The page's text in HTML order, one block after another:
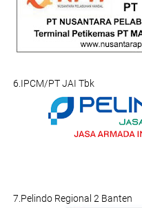
6.IPCM/PT JAI Tbk
7.Pelindo Regional 2 Banten